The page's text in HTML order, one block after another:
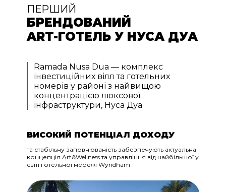
ПЕРШИЙ
БРЕНДОВАНИЙ
ART-ГОТЕЛЬ У НУСА ДУА
Ramada Nusa Dua — комплекс
інвестиційних вілл та готельних
номерів у районі з найвищою
концентрацією люксової
інфраструктури, Нуса Дуа
ВИСОКИЙ ПОТЕНЦІАЛ ДОХОДУ
та стабільну заповнюваність забезпечують актуальна
концепція Art&Wellness та управління від найбільшої у
світі готельної мережі Wyndham